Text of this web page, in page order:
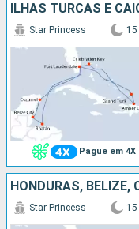
Pague em 4X
Star Princess 15
Star Princess 15